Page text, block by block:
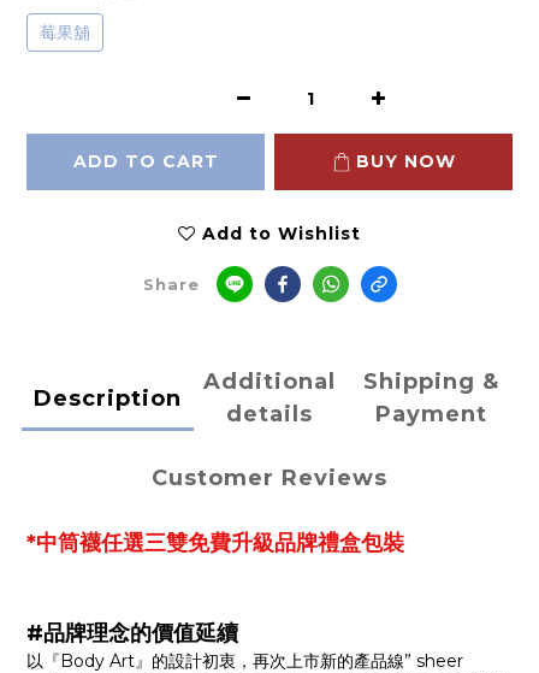
莓果舖
ADD TO CART BUY NOW
Add to Wishlist
Share
Description
Additional
details
Shipping &
Payment
Customer Reviews
*中筒襪任選三雙免費升級品牌禮盒包裝
#品牌理念的價值延續
以『Body Art』的設計初衷，再次上市新的產品線” sheer